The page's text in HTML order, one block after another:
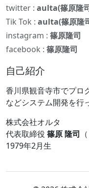
twitter : aulta(篠原隆
Tik Tok : aulta(篠原隆
instagram : 篠原隆司
facebook : 篠原隆司
自己紹介
香川県観音寺市でプロ
などシステム開発を行
株式会社オルタ
代表取締役 篠原 隆司
1979年2月生